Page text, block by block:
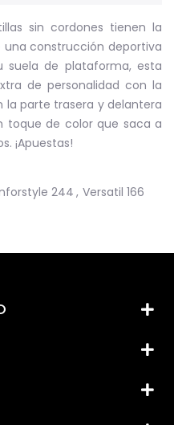
sin cordones tienen la
construcción deportiva
de plataforma, esta
de personalidad con la
la parte trasera y delantera
toque de color que saca a
¡Apuestas!
244 , Versatil 166